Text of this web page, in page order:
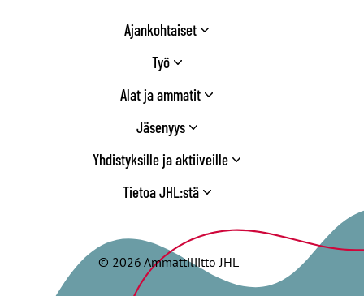
Ajankohtaiset
Työ
Alat ja ammatit
Jäsenyys
Yhdistyksille ja aktiiveille
Tietoa JHL:stä
© 2026 Ammattiliitto JHL